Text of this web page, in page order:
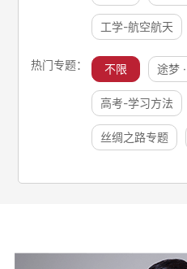
工学-航空航天
热门专题： 不限 途梦
高考-学习方法
丝绸之路专题